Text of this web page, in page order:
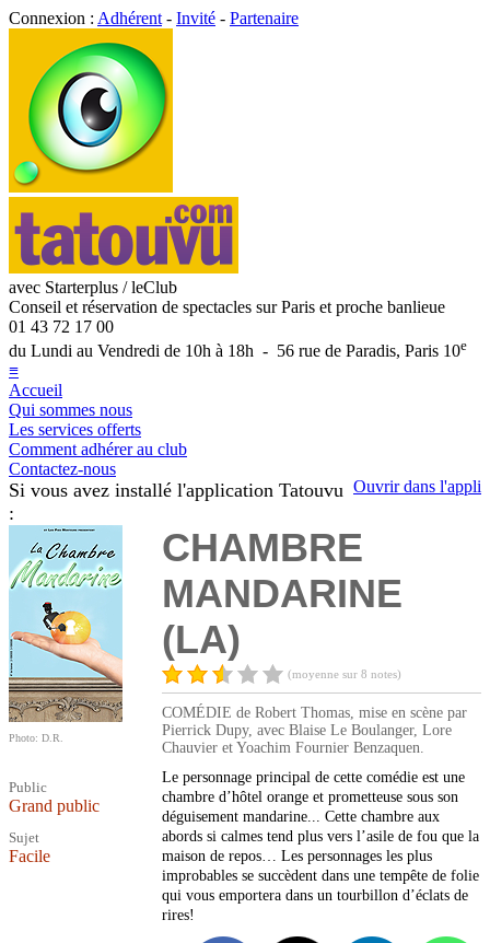
Connexion : Adhérent - Invité - Partenaire
avec Starterplus / leClub
Conseil et réservation de spectacles sur Paris et proche banlieue
01 43 72 17 00
du Lundi au Vendredi de 10h à 18h - 56 rue de Paradis, Paris 10e
≡
Accueil
Qui sommes nous
Les services offerts
Comment adhérer au club
Contactez-nous
Ouvrir dans l'appli
Si vous avez installé l'application Tatouvu
:
Photo: D.R.
Public
Grand public
Sujet
Facile
CHAMBRE
MANDARINE
(LA)
(moyenne sur 8 notes)
COMÉDIE de Robert Thomas, mise en scène par
Pierrick Dupy, avec Blaise Le Boulanger, Lore
Chauvier et Yoachim Fournier Benzaquen.
Le personnage principal de cette comédie est une
chambre d’hôtel orange et prometteuse sous son
déguisement mandarine... Cette chambre aux
abords si calmes tend plus vers l’asile de fou que la
maison de repos… Les personnages les plus
improbables se succèdent dans une tempête de folie
qui vous emportera dans un tourbillon d’éclats de
rires!